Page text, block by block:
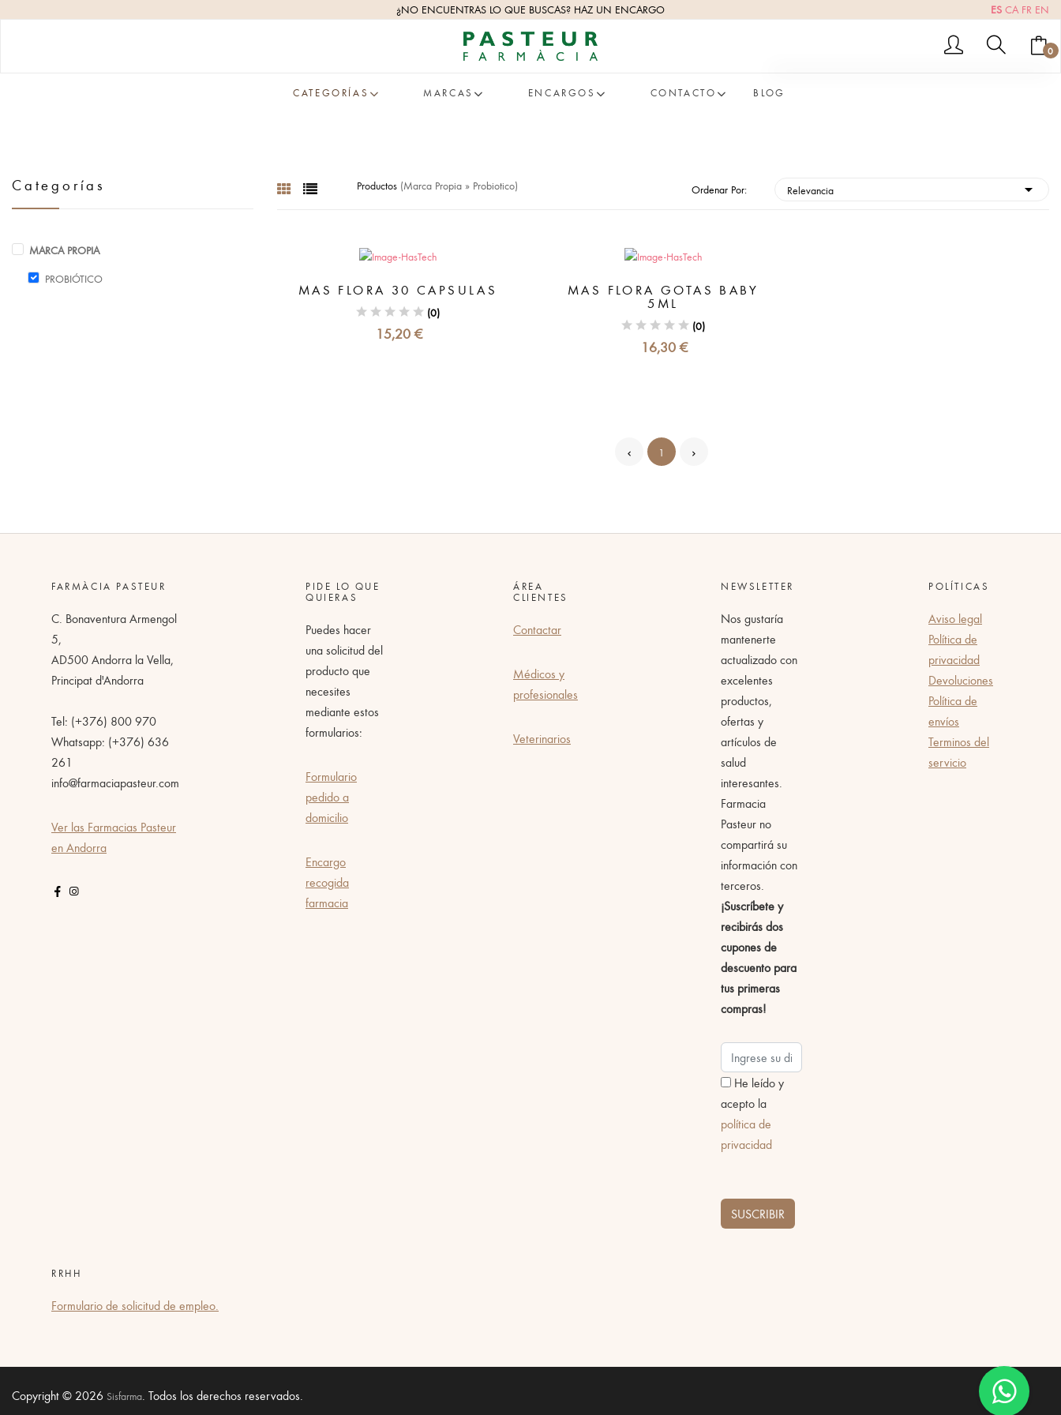
¿NO ENCUENTRAS LO QUE BUSCAS? HAZ UN ENCARGO ES CA FR EN
0
VER CARRITO
CATEGORÍAS MARCAS ENCARGOS CONTACTO BLOG
Categorías
MARCA PROPIA
PROBIÓTICO
Productos (marca Propia » Probiotico) Ordenar Por:
MAS FLORA 30 CAPSULAS
(0)
15,20 €
MAS FLORA GOTAS BABY
5ML
(0)
16,30 €
1
FARMÀCIA PASTEUR
C. Bonaventura Armengol
5,
AD500 Andorra la Vella,
Principat d'Andorra
Tel: (+376) 800 970
Whatsapp: (+376) 636
261
info@farmaciapasteur.com
Ver las Farmacias Pasteur
en Andorra
PIDE LO QUE
QUIERAS
Puedes hacer
una solicitud del
producto que
necesites
mediante estos
formularios:
Formulario
pedido a
domicilio
Encargo
recogida
farmacia
ÁREA
CLIENTES
Contactar
Médicos y
profesionales
Veterinarios
NEWSLETTER
Nos gustaría
mantenerte
actualizado con
excelentes
productos,
ofertas y
artículos de
salud
interesantes.
Farmacia
Pasteur no
compartirá su
información con
terceros.
¡Suscríbete y
recibirás dos
cupones de
descuento para
tus primeras
compras!
He leído y
acepto la
política de
privacidad
SUSCRIBIR
POLÍTICAS
Aviso legal
Política de
privacidad
Devoluciones
Política de
envíos
Terminos del
servicio
RRHH
Formulario de solicitud de empleo.
Copyright © 2026 Sisfarma. Todos los derechos reservados.